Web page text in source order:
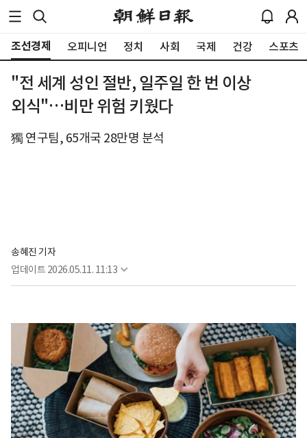
조선경제 오피니언 정치 사회 국제 건강 스포츠
"전 세계 성인 절반, 일주일 한 번 이상
외식"…비만 위험 키웠다
獨 연구팀, 65개국 28만명 분석
송혜진 기자
업데이트 2026.05.11. 11:13